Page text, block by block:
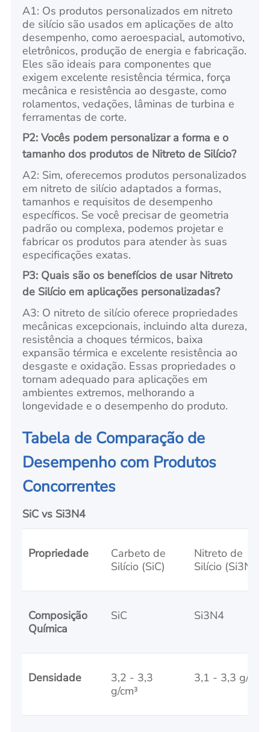
A1: Os produtos personalizados em nitreto
de silício são usados em aplicações de alto
desempenho, como aeroespacial, automotivo,
eletrônicos, produção de energia e fabricação.
Eles são ideais para componentes que
exigem excelente resistência térmica, força
mecânica e resistência ao desgaste, como
rolamentos, vedações, lâminas de turbina e
ferramentas de corte.
P2: Vocês podem personalizar a forma e o
tamanho dos produtos de Nitreto de Silício?
A2: Sim, oferecemos produtos personalizados
em nitreto de silício adaptados a formas,
tamanhos e requisitos de desempenho
específicos. Se você precisar de geometria
padrão ou complexa, podemos projetar e
fabricar os produtos para atender às suas
especificações exatas.
P3: Quais são os benefícios de usar Nitreto
de Silício em aplicações personalizadas?
A3: O nitreto de silício oferece propriedades
mecânicas excepcionais, incluindo alta dureza,
resistência a choques térmicos, baixa
expansão térmica e excelente resistência ao
desgaste e oxidação. Essas propriedades o
tornam adequado para aplicações em
ambientes extremos, melhorando a
longevidade e o desempenho do produto.
Tabela de Comparação de
Desempenho com Produtos
Concorrentes
SiC vs Si3N4
Propriedade
Carbeto de
Silício (SiC)
Nitreto de
Silício (Si3N4)
Composição
Química
SiC Si3N4
Densidade
3,2 - 3,3
g/cm³
3,1 - 3,3 g/cm³